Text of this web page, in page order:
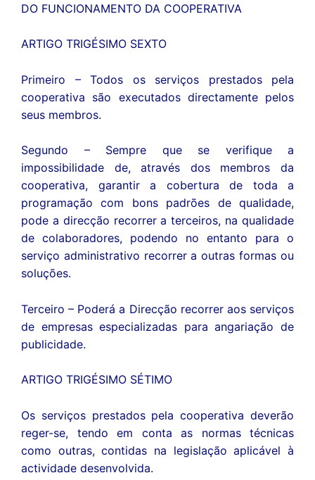
DO FUNCIONAMENTO DA COOPERATIVA
ARTIGO TRIGÉSIMO SEXTO
Primeiro – Todos os serviços prestados pela
cooperativa são executados directamente pelos
seus membros.
Segundo – Sempre que se verifique a
impossibilidade de, através dos membros da
cooperativa, garantir a cobertura de toda a
programação com bons padrões de qualidade,
pode a direcção recorrer a terceiros, na qualidade
de colaboradores, podendo no entanto para o
serviço administrativo recorrer a outras formas ou
soluções.
Terceiro – Poderá a Direcção recorrer aos serviços
de empresas especializadas para angariação de
publicidade.
ARTIGO TRIGÉSIMO SÉTIMO
Os serviços prestados pela cooperativa deverão
reger-se, tendo em conta as normas técnicas
como outras, contidas na legislação aplicável à
actividade desenvolvida.